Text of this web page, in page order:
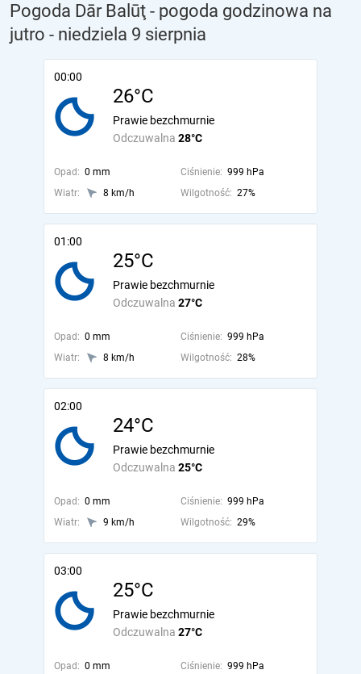
Pogoda Dār Balūţ - pogoda godzinowa na
jutro - niedziela 9 sierpnia
00:00
26°C
Odczuwalna 28°C
Prawie bezchmurnie
Opad: 0 mm Ciśnienie: 999 hPa
Wiatr:
8 km/h Wilgotność: 27%
01:00
25°C
Odczuwalna 27°C
Prawie bezchmurnie
Opad: 0 mm Ciśnienie: 999 hPa
Wiatr:
8 km/h Wilgotność: 28%
02:00
24°C
Odczuwalna 25°C
Prawie bezchmurnie
Opad: 0 mm Ciśnienie: 999 hPa
Wiatr:
9 km/h Wilgotność: 29%
03:00
25°C
Odczuwalna 27°C
Prawie bezchmurnie
Opad: 0 mm Ciśnienie: 999 hPa